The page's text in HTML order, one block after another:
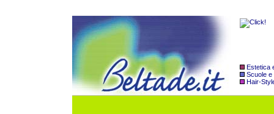
Estetica
Scuole e
Hair-